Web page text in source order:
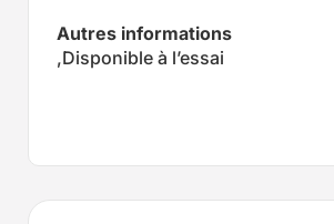
Autres informations
,Disponible à l’essai